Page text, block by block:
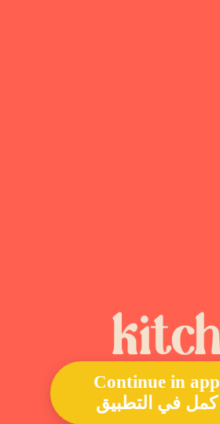
Continue in app
كمل في التطبيق